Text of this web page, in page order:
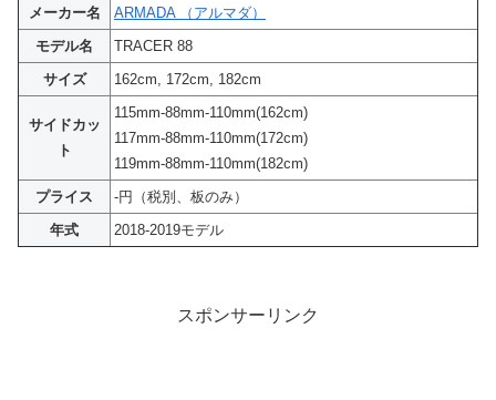
メーカー名
ARMADA （アルマダ）
モデル名
TRACER 88
サイズ
162cm, 172cm, 182cm
サイドカッ
ト
115mm-88mm-110mm(162cm)
117mm-88mm-110mm(172cm)
119mm-88mm-110mm(182cm)
プライス
-円（税別、板のみ）
年式
2018-2019モデル
スポンサーリンク